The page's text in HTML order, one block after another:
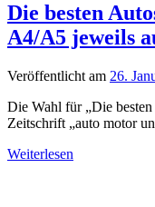
Die besten
A4/A5 jeweils
Veröffentlicht am 26.
Die Wahl für „Die
Zeitschrift „auto motor
Weiterlesen